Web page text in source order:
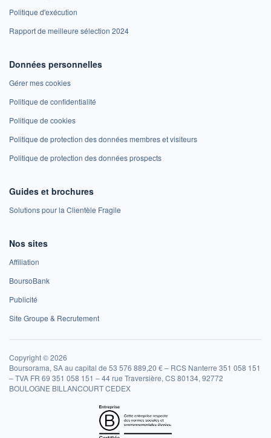
Politique d'exécution
Rapport de meilleure sélection 2024
Données personnelles
Gérer mes cookies
Politique de confidentialité
Politique de cookies
Politique de protection des données membres et visiteurs
Politique de protection des données prospects
Guides et brochures
Solutions pour la Clientèle Fragile
Nos sites
Affiliation
BoursoBank
Publicité
Site Groupe & Recrutement
Copyright © 2026
Boursorama, SA au capital de 53 576 889,20 € – RCS Nanterre 351 058 151
– TVA FR 69 351 058 151 – 44 rue Traversière, CS 80134, 92772
BOULOGNE BILLANCOURT CEDEX